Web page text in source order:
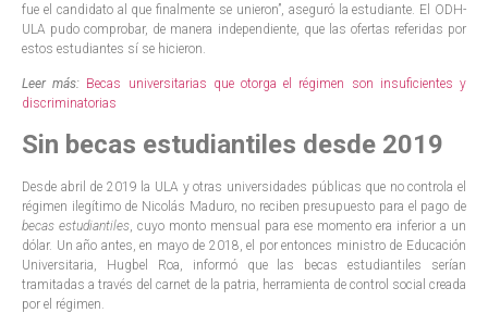
fue el candidato al que finalmente se unieron”, aseguró la estudiante. El ODH-
ULA pudo comprobar, de manera independiente, que las ofertas referidas por
estos estudiantes sí se hicieron.
Leer más: Becas universitarias que otorga el régimen son insuficientes y
discriminatorias
Sin becas estudiantiles desde 2019
Desde abril de 2019 la ULA y otras universidades públicas que no controla el
régimen ilegítimo de Nicolás Maduro, no reciben presupuesto para el pago de
becas estudiantiles , cuyo monto mensual para ese momento era inferior a un
dólar. Un año antes, en mayo de 2018, el por entonces ministro de Educación
Universitaria, Hugbel Roa, informó que las becas estudiantiles serían
tramitadas a través del carnet de la patria, herramienta de control social creada
por el régimen.